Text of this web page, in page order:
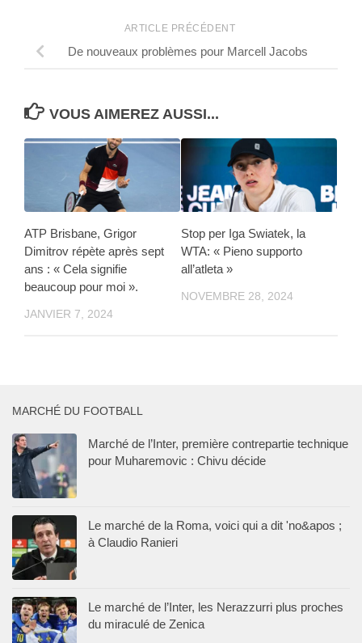
ARTICLE PRÉCÉDENT
De nouveaux problèmes pour Marcell Jacobs
VOUS AIMEREZ AUSSI...
ATP Brisbane, Grigor
Dimitrov répète après sept
ans : « Cela signifie
beaucoup pour moi ».
JANVIER 7, 2024
Stop per Iga Swiatek, la
WTA: « Pieno supporto
all’atleta »
NOVEMBRE 28, 2024
MARCHÉ DU FOOTBALL
Marché de l’Inter, première contrepartie technique
pour Muharemovic : Chivu décide
Le marché de la Roma, voici qui a dit 'no&apos ;
à Claudio Ranieri
Le marché de l’Inter, les Nerazzurri plus proches
du miraculé de Zenica